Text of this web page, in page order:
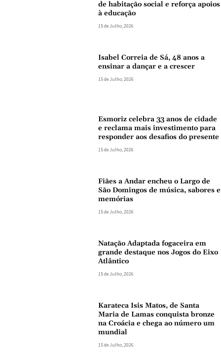
de habitação social e reforça apoios
à educação
15 de Julho, 2026
Isabel Correia de Sá, 48 anos a
ensinar a dançar e a crescer
15 de Julho, 2026
Esmoriz celebra 33 anos de cidade
e reclama mais investimento para
responder aos desafios do presente
15 de Julho, 2026
Fiães a Andar encheu o Largo de
São Domingos de música, sabores e
memórias
15 de Julho, 2026
Natação Adaptada fogaceira em
grande destaque nos Jogos do Eixo
Atlântico
15 de Julho, 2026
Karateca Isis Matos, de Santa
Maria de Lamas conquista bronze
na Croácia e chega ao número um
mundial
15 de Julho, 2026